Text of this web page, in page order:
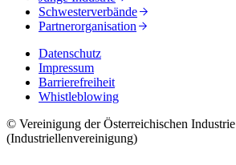
Schwesterverbände
Partnerorganisation
Datenschutz
Impressum
Barrierefreiheit
Whistleblowing
© Vereinigung der Österreichischen Industrie
(Industriellenvereinigung)